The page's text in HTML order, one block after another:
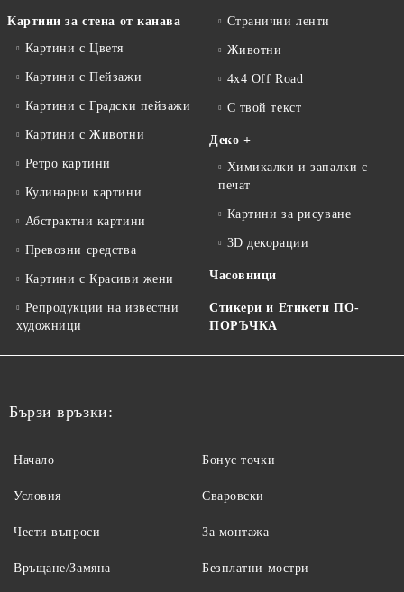
Картини за стена от канава
Картини с Цветя
Картини с Пейзажи
Картини с Градски пейзажи
Картини с Животни
Ретро картини
Кулинарни картини
Абстрактни картини
Превозни средства
Картини с Красиви жени
Репродукции на известни
художници
Странични ленти
Животни
4x4 Off Road
С твой текст
Деко +
Химикалки и запалки с
печат
Картини за рисуване
3D декорации
Часовници
Стикери и Етикети ПО-
ПОРЪЧКА
Бързи връзки:
Начало
Условия
Чести въпроси
Връщане/Замяна
Бонус точки
Сваровски
За монтажа
Безплатни мостри